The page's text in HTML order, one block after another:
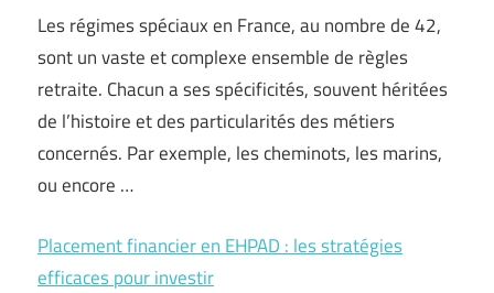
Les régimes spéciaux en France, au nombre de 42,
sont un vaste et complexe ensemble de règles
retraite. Chacun a ses spécificités, souvent héritées
de l’histoire et des particularités des métiers
concernés. Par exemple, les cheminots, les marins,
ou encore …
Placement financier en EHPAD : les stratégies
efficaces pour investir